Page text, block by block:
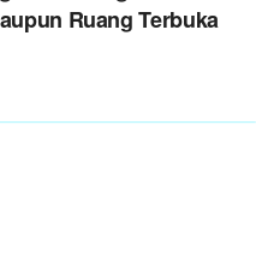
Ruang Terbuka